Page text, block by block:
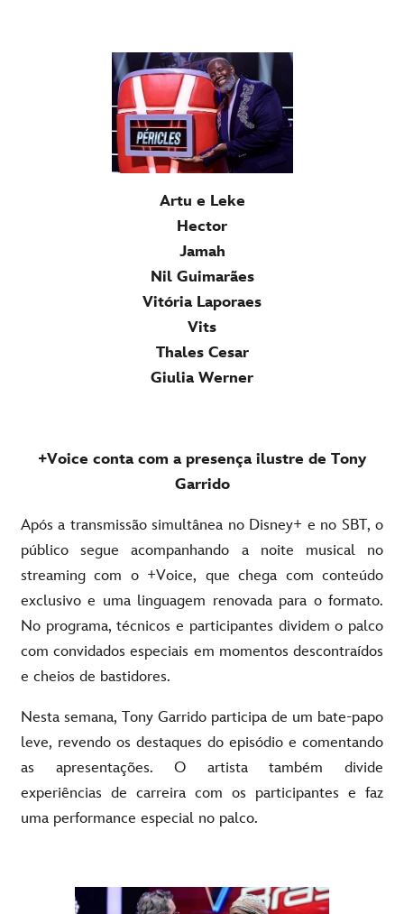
Artu e Leke
Hector
Jamah
Nil Guimarães
Vitória Laporaes
Vits
Thales Cesar
Giulia Werner
+Voice conta com a presença ilustre de Tony
Garrido
Após a transmissão simultânea no Disney+ e no SBT, o
público segue acompanhando a noite musical no
streaming com o +Voice, que chega com conteúdo
exclusivo e uma linguagem renovada para o formato.
No programa, técnicos e participantes dividem o palco
com convidados especiais em momentos descontraídos
e cheios de bastidores.
Nesta semana, Tony Garrido participa de um bate-papo
leve, revendo os destaques do episódio e comentando
as apresentações. O artista também divide
experiências de carreira com os participantes e faz
uma performance especial no palco.